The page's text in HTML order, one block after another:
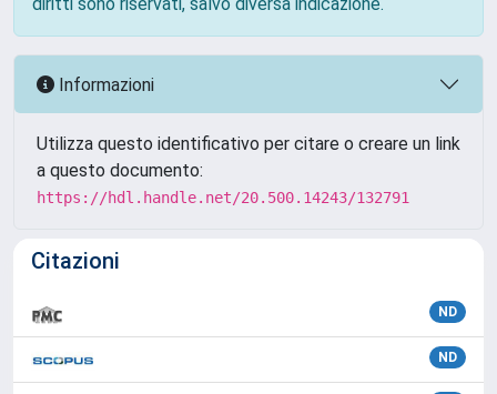
Informazioni
Utilizza questo identificativo per citare o creare un link
a questo documento:
https://hdl.handle.net/20.500.14243/132791
Citazioni
ND
ND